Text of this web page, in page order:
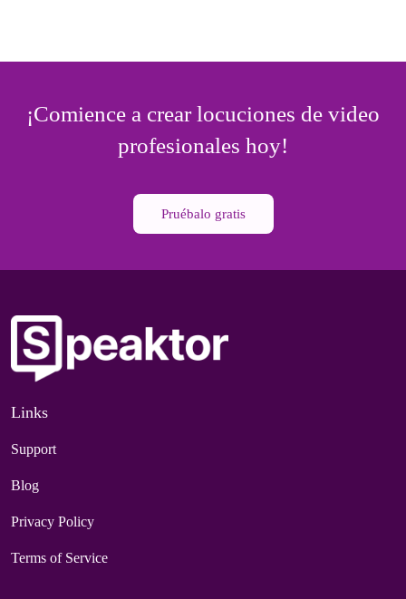
¡Comience a crear locuciones de video
profesionales hoy!
Pruébalo gratis
Links
Support
Blog
Privacy Policy
Terms of Service